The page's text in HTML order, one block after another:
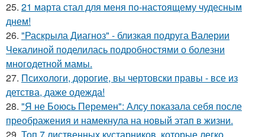
25. 21 марта стал для меня по-настоящему чудесным
днем!
26. "Раскрыла Диагноз" - близкая подруга Валерии
Чекалиной поделилась подробностями о болезни
многодетной мамы.
27. Психологи, дорогие, вы чертовски правы - все из
детства, даже одежда!
28. "Я не Боюсь Перемен": Алсу показала себя после
преображения и намекнула на новый этап в жизни.
29. Топ 7 лиственных кустарников, которые легко